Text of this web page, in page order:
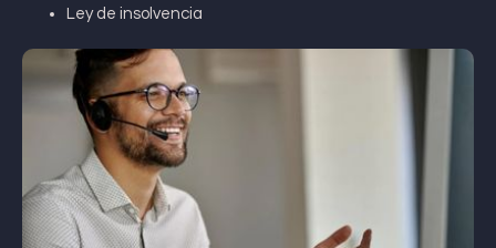
Ley de insolvencia